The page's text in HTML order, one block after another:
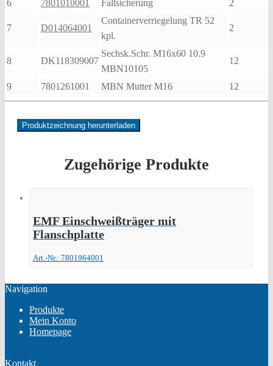
6 7801010001 Fallsicherung 2
7 D014064001
Containerverriegelung TR 52
kpl.
2
8 DK118309007
Sechsk.Schr. M16x60 10.9
MBN10105
12
9 7801261001 MBN Mutter M16 12
Produktzeichnung herunterladen
Zugehörige Produkte
EMF Einschweißträger mit
Flanschplatte
Art.-Nr.: 7801964001
Navigation
Produkte
Mein Konto
Homepage
Kontakt